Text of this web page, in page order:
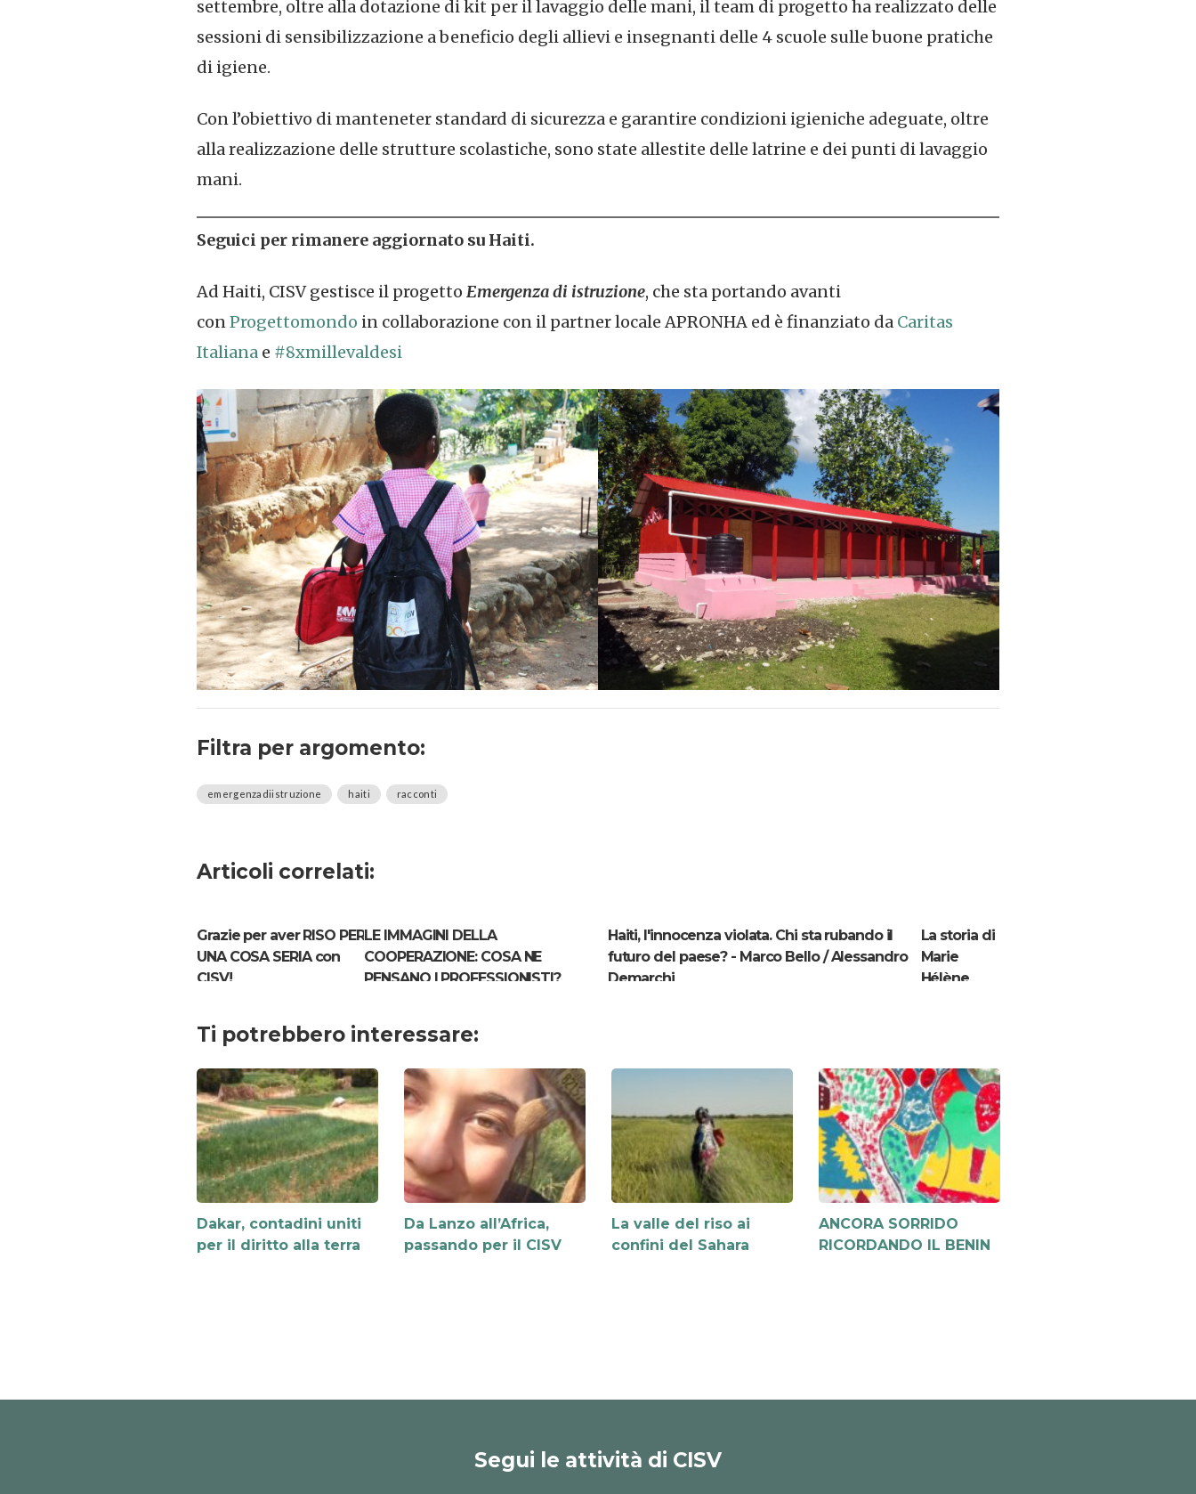
settembre, oltre alla dotazione di kit per il lavaggio delle mani, il team di progetto ha realizzato delle
sessioni di sensibilizzazione a beneficio degli allievi e insegnanti delle 4 scuole sulle buone pratiche
di igiene.
Con l’obiettivo di manteneter standard di sicurezza e garantire condizioni igieniche adeguate, oltre
alla realizzazione delle strutture scolastiche, sono state allestite delle latrine e dei punti di lavaggio
mani.
Seguici per rimanere aggiornato su Haiti.
Ad Haiti, CISV gestisce il progetto Emergenza di istruzione, che sta portando avanti
conProgettomondo in collaborazione con il partner locale APRONHA ed è finanziato da Caritas
Italiana e #8xmillevaldesi
Filtra per argomento:
emergenzadiistruzione haiti racconti
Articoli correlati:
Grazie per aver RISO PER
UNA COSA SERIA con
CISV!
LE IMMAGINI DELLA
COOPERAZIONE: COSA NE
PENSANO I PROFESSIONISTI?
Haiti, l'innocenza violata. Chi sta rubando il
futuro del paese? - Marco Bello / Alessandro
Demarchi
La storia di
Marie
Hélène
Ti potrebbero interessare:
Dakar, contadini uniti
per il diritto alla terra
Da Lanzo all’Africa,
passando per il CISV
La valle del riso ai
confini del Sahara
ANCORA SORRIDO
RICORDANDO IL BENIN
Segui le attività di CISV